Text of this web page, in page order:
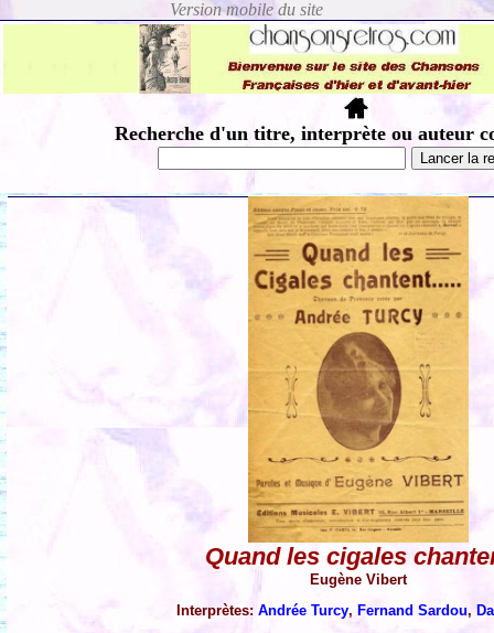
Recherche d'un titre, interprète ou auteur
Quand les cigales
Eugène Vibert
Interprètes:Andrée Turcy, Fernand Sardou,